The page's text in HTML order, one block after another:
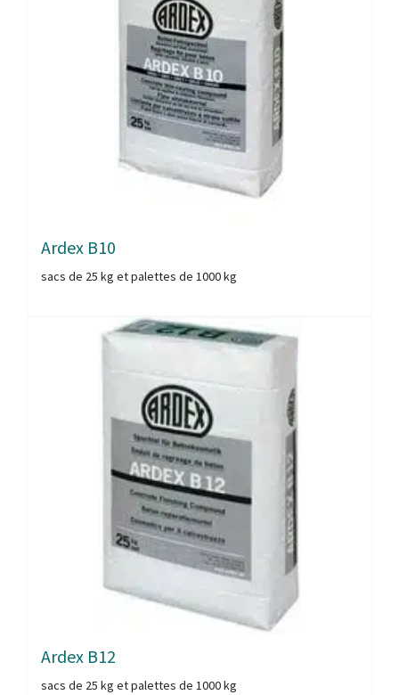
Ardex B10
sacs de 25 kg et palettes de 1000 kg
Ardex B12
sacs de 25 kg et palettes de 1000 kg